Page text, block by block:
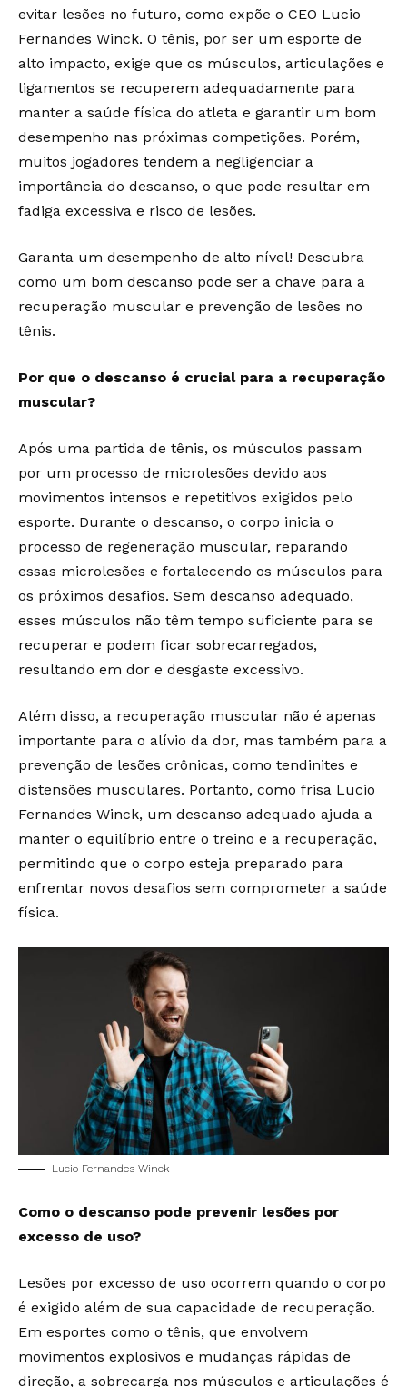
evitar lesões no futuro, como expõe o CEO Lucio
Fernandes Winck. O tênis, por ser um esporte de
alto impacto, exige que os músculos, articulações e
ligamentos se recuperem adequadamente para
manter a saúde física do atleta e garantir um bom
desempenho nas próximas competições. Porém,
muitos jogadores tendem a negligenciar a
importância do descanso, o que pode resultar em
fadiga excessiva e risco de lesões.
Garanta um desempenho de alto nível! Descubra
como um bom descanso pode ser a chave para a
recuperação muscular e prevenção de lesões no
tênis.
Por que o descanso é crucial para a recuperação
muscular?
Após uma partida de tênis, os músculos passam
por um processo de microlesões devido aos
movimentos intensos e repetitivos exigidos pelo
esporte. Durante o descanso, o corpo inicia o
processo de regeneração muscular, reparando
essas microlesões e fortalecendo os músculos para
os próximos desafios. Sem descanso adequado,
esses músculos não têm tempo suficiente para se
recuperar e podem ficar sobrecarregados,
resultando em dor e desgaste excessivo.
Além disso, a recuperação muscular não é apenas
importante para o alívio da dor, mas também para a
prevenção de lesões crônicas, como tendinites e
distensões musculares. Portanto, como frisa Lucio
Fernandes Winck, um descanso adequado ajuda a
manter o equilíbrio entre o treino e a recuperação,
permitindo que o corpo esteja preparado para
enfrentar novos desafios sem comprometer a saúde
física.
Lucio Fernandes Winck
Como o descanso pode prevenir lesões por
excesso de uso?
Lesões por excesso de uso ocorrem quando o corpo
é exigido além de sua capacidade de recuperação.
Em esportes como o tênis, que envolvem
movimentos explosivos e mudanças rápidas de
direção, a sobrecarga nos músculos e articulações é